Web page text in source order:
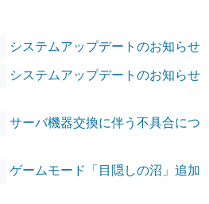
システムアップデートのお知らせ
システムアップデートのお知らせ
サーバ機器交換に伴う不具合につ
ゲームモード「目隠しの沼」追加